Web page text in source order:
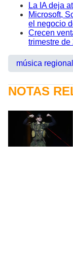
La IA deja
Microsoft,
el negocio
Crecen
trimestre de
música regional
NOTAS